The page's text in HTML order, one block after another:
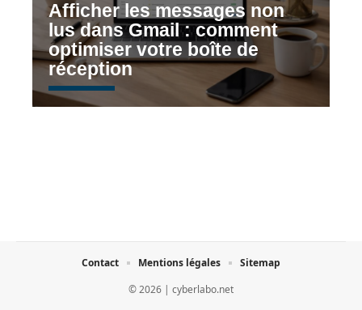
Afficher les messages non
lus dans Gmail : comment
optimiser votre boîte de
réception
© 2026 | cyberlabo.net
Contact Mentions légales Sitemap